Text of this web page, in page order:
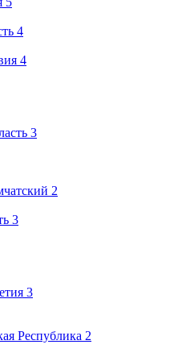
4
4
3
2
3
3
Республика 2